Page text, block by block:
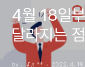
4월 18일
달라지는
by ♩♪♬** 2022. 4. 18.